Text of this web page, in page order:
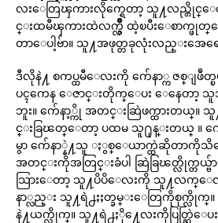
လးေတြၾကားလိုက္ရေတာ့ သူ႔လည္တိုင္
င္းထမီၾကားထဲလက္လွ်ိဳ ထဲ့ၿပီးေစာက္ဖုတ္ေ
တာေပါ့ဗ်ာ။ သူ႔အဖုတ္တခုလုံးလည္းအေရ
ဒီလိုနဲ႔ စကပ္ထမီေလးကို က်ေနာ္က ဇစ္ျဖဳတ္
ပၚကေန ေဇာင္းတိုက္ေပး ေနေတာ့ သူ
ဘူး။ က်ေနာ့္ကို အတင္းဆြဲဖက္ထားတယ္
င္းခြၽတ္ေတာ့ ပထမ သူ႐ုန္းတယ္ ။ က်ေ
မွာ က်ေနာ္နဲ႔သူ ႏွစ္ေယာက္ထဲဆိုတာကိုသိ
အတင္းကိုအတြင္းခံပါ ဆြဲခြၽတ္လိုက္တယ္
သြားေတာ့ သူ႔ပိပိေလးကို သူ႔လက္ေလ
နာ္လည္း သူ႔ရဲ႕ႏႈတ္ခမ္းေတြကိုစုက္လို
နဲ႔ယက္လိုက္။ သူ႔ရဲ႕ႏို႔ေလးကိုပြတ္ဆြဲေ